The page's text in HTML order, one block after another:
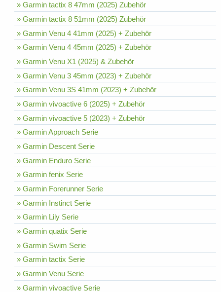
» Garmin tactix 8 47mm (2025) Zubehör
» Garmin tactix 8 51mm (2025) Zubehör
» Garmin Venu 4 41mm (2025) + Zubehör
» Garmin Venu 4 45mm (2025) + Zubehör
» Garmin Venu X1 (2025) & Zubehör
» Garmin Venu 3 45mm (2023) + Zubehör
» Garmin Venu 3S 41mm (2023) + Zubehör
» Garmin vivoactive 6 (2025) + Zubehör
» Garmin vivoactive 5 (2023) + Zubehör
» Garmin Approach Serie
» Garmin Descent Serie
» Garmin Enduro Serie
» Garmin fenix Serie
» Garmin Forerunner Serie
» Garmin Instinct Serie
» Garmin Lily Serie
» Garmin quatix Serie
» Garmin Swim Serie
» Garmin tactix Serie
» Garmin Venu Serie
» Garmin vivoactive Serie